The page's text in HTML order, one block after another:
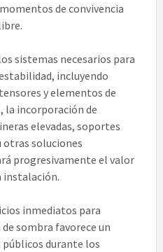
de convivencia
sistemas necesarios para
incluyendo
y elementos de
la incorporación de
elevadas, soportes
soluciones
progresivamente el valor
instalación.
inmediatos para
sombra favorece un
públicos durante los